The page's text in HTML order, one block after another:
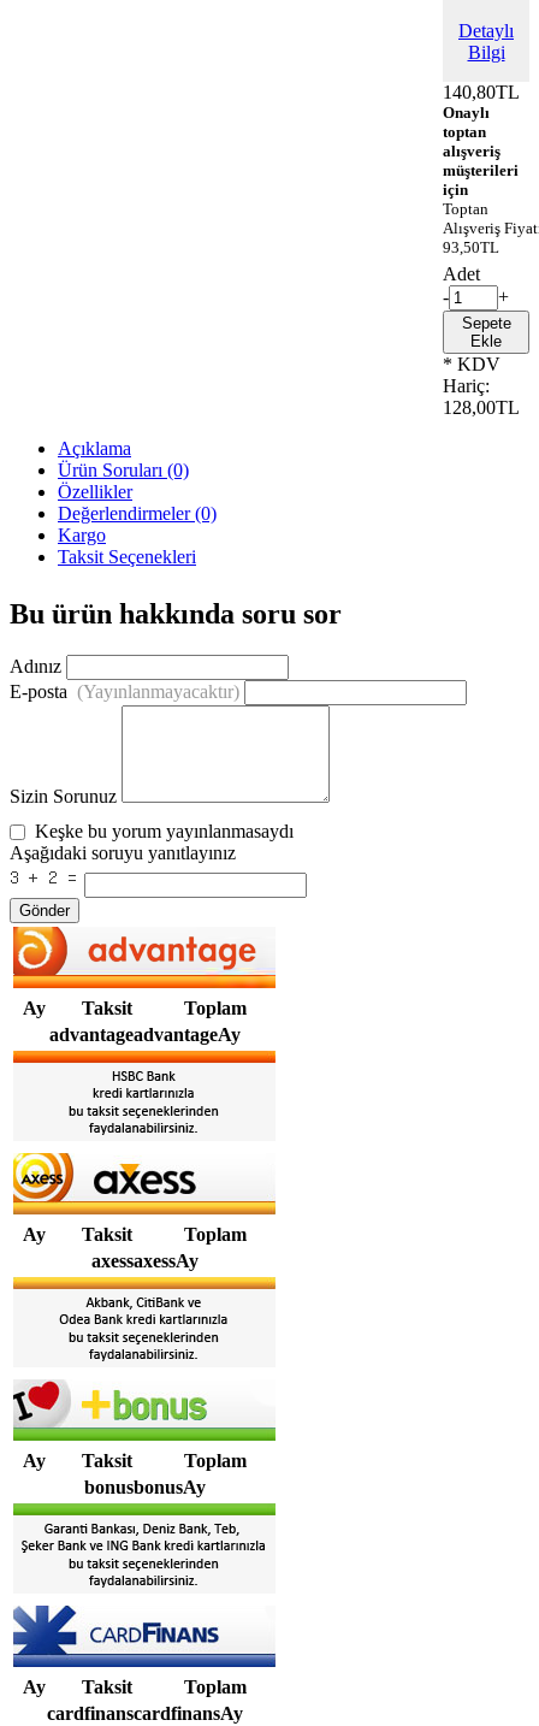
Detaylı
Bilgi
140,80TL
Onaylı
toptan
alışveriş
müşterileri
için
Toptan
Alışveriş
93,50TL
Adet
-
+
Sepete
Ekle
* KDV
Hariç:
128,00TL
Açıklama
Ürün Soruları (0)
Özellikler
Değerlendirmeler (0)
Kargo
Taksit Seçenekleri
Bu ürün hakkında soru sor
Adınız
E-posta (Yayınlanmayacaktır)
Sizin Sorunuz
Keşke bu yorum yayınlanmasaydı
Aşağıdaki soruyu yanıtlayınız
Gönder
Ay Taksit
Toplam
advantageadvantageAy
Ay Taksit
Toplam
axessaxessAy
Ay Taksit
Toplam
bonusbonusAy
Ay Taksit
Toplam
cardfinanscardfinansAy